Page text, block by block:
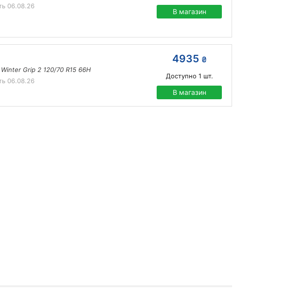
06.08.26
В магазин
Grip 2 120/70 R15 66H
06.08.26
4935 ₴
Доступно 1 шт.
В магазин